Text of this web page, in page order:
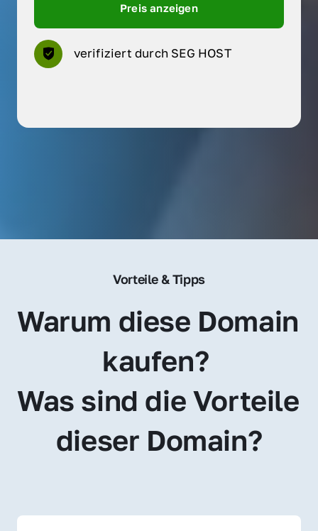
Preis anzeigen
verifiziert durch SEG HOST
Vorteile & Tipps
Warum diese Domain
kaufen?
Was sind die Vorteile
dieser Domain?